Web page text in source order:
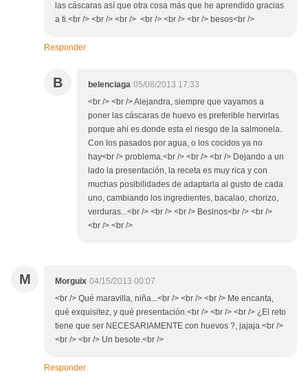
las cáscaras así que otra cosa más que he aprendido gracias
a ti.<br /> <br /> <br /> <br /> <br /> <br /> besos<br />
Responder
B belenciaga 05/08/2013 17:33
<br /> <br /> Alejandra, siempre que vayamos a
poner las cáscaras de huevo es preferible hervirlas
porque ahi es donde esta el riesgo de la salmonela.
Con los pasados por agua, o los cocidos ya no
hay<br /> problema.<br /> <br /> <br /> Dejando a un
lado la presentación, la receta es muy rica y con
muchas posibilidades de adaptarla al gusto de cada
uno, cambiando los ingredientes, bacalao, chorizo,
verduras...<br /> <br /> <br /> Besinos<br /> <br />
<br /> <br />
M Morguix 04/15/2013 00:07
<br /> Qué maravilla, niña...<br /> <br /> <br /> Me encanta,
qué exquisitez, y qué presentación.<br /> <br /> <br /> ¿El reto
tiene que ser NECESARIAMENTE con huevos ?, jajaja.<br />
<br /> <br /> Un besote.<br />
Responder